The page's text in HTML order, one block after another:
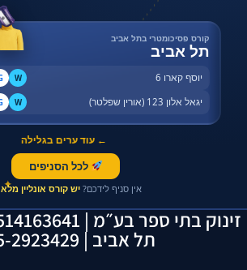
✦
קורס פסיכומטרי בתל אביב
תל אביב
יוסף קארו 6 W
יגאל אלון 123 (אורין שפלטר) W
← עוד ערים בגלילה
לכל הסניפים
אין סניף לידכם?יש קורס אונליין
תל אביב | 055-2923429